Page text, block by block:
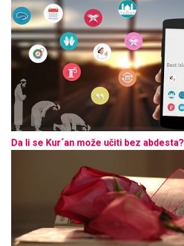
Da li se Kur´an može učiti bez abdesta?